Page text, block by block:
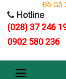
Đồ Gỗ
Hotline
(028) 37 246
0902 580 236